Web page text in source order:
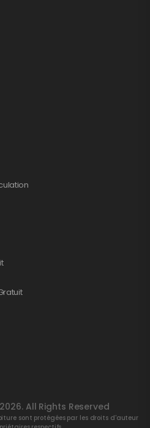
All Rights Reserved
sont protégées par les droits d'auteur